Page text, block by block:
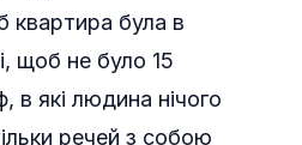
була в
щоб не було 15
в які людина нічого
речей з собою